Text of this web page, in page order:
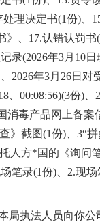
理决定书(1份)、
》、17.认错认罚书
录(2026年3月10
、2026年3月26日
、00:08:56)(3份)、
消毒产品网上备案
》截图(1份)、3“
人方*国的《询问
笔录(1份)、2.现场
局执法人员向你